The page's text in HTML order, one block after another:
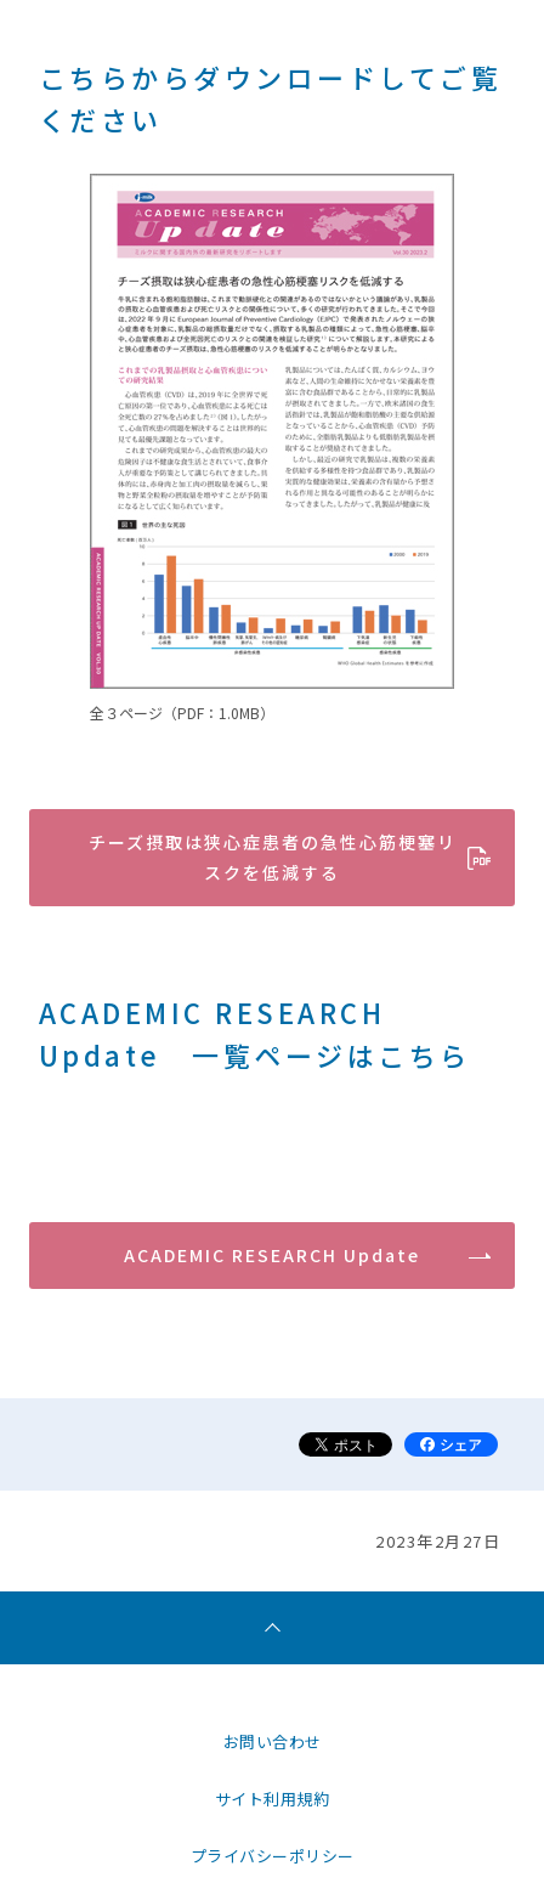
こちらからダウンロードしてご覧
ください
全３ページ（PDF：1.0MB）
チーズ摂取は狭心症患者の急性心筋梗塞リ
スクを低減する
ACADEMIC RESEARCH
Update 一覧ページはこちら
ACADEMIC RESEARCH Update
2023年2月27日
お問い合わせ
サイト利用規約
プライバシーポリシー